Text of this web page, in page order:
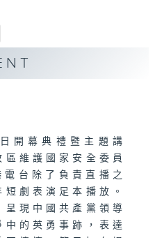
開幕典禮暨主題講
維護國家安全委員
台除了負責直播之
劇表演足本播放。
呈現中國共產黨領導
的英勇事跡，表達